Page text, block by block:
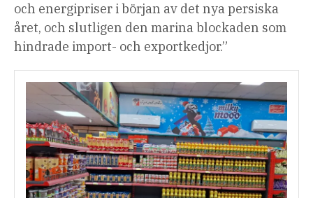
och energipriser i början av det nya persiska
året, och slutligen den marina blockaden som
hindrade import- och exportkedjor.”